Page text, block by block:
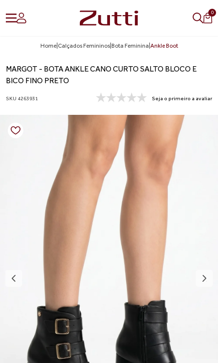
0
Home| Calçados Femininos| Bota Feminina Ankle Boot
MARGOT - BOTA ANKLE CANO CURTO SALTO BLOCO E
BICO FINO PRETO
SKU 4263931 Seja o primeiro a avaliar